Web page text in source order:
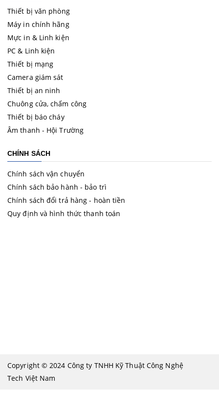
Thiết bị văn phòng
Máy in chính hãng
Mực in & Linh kiện
PC & Linh kiện
Thiết bị mạng
Camera giám sát
Thiết bị an ninh
Chuông cửa, chấm công
Thiết bị báo cháy
Âm thanh - Hội Trường
CHÍNH SÁCH
Chính sách vận chuyển
Chính sách bảo hành - bảo trì
Chính sách đổi trả hàng - hoàn tiền
Quy định và hình thức thanh toán
Copyright © 2024 Công ty TNHH Kỹ Thuật Công Nghệ
Tech Việt Nam